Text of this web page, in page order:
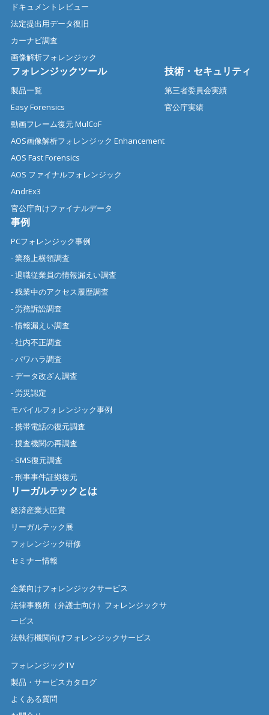
ドキュメントレビュー
法定提出用データ復旧
カーナビ調査
画像解析フォレンジック
フォレンジックツール
製品一覧
Easy Forensics
動画フレーム復元 MulCoF
AOS画像解析フォレンジック Enhancement
AOS Fast Forensics
AOS ファイナルフォレンジック
AndrEx3
官公庁向けファイナルデータ
技術・セキュリティ
第三者委員会実績
官公庁実績
事例
PCフォレンジック事例
- 業務上横領調査
- 退職従業員の情報漏えい調査
- 残業中のアクセス履歴調査
- 労務訴訟調査
- 情報漏えい調査
- 社内不正調査
- パワハラ調査
- データ改ざん調査
- 労災認定
モバイルフォレンジック事例
- 携帯電話の復元調査
- 捜査機関の再調査
- SMS復元調査
- 刑事事件証拠復元
リーガルテックとは
経済産業大臣賞
リーガルテック展
フォレンジック研修
セミナー情報
企業向けフォレンジックサービス
法律事務所（弁護士向け）フォレンジックサ
ービス
法執行機関向けフォレンジックサービス
フォレンジックTV
製品・サービスカタログ
よくある質問